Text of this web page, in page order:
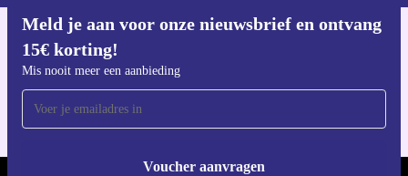
Meld je aan voor onze nieuwsbrief en ontvang
15€ korting!
Mis nooit meer een aanbieding
Voucher aanvragen
Voor iOS en Android